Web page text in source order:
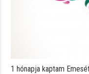
1 hónapja kaptam